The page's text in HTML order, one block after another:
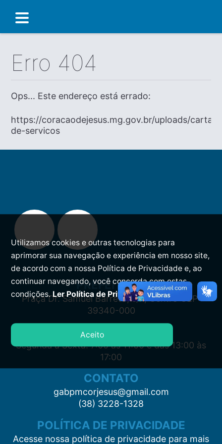
Erro 404
Ops... Este endereço está errado:
https://coracaodejesus.mg.gov.br/uploads/carta-
de-servicos
PREFEITURA
Praça Dr. Samuel Barreto, s/n, Centro CEP:
39340-000
ATENDIMENTO
Segunda à Sexta: 7:00 às 11:00 e das 13:00 às
17:00
CONTATO
gabpmcorjesus@gmail.com
(38) 3228-1328
POLÍTICA DE PRIVACIDADE
Acesse nossa política de privacidade para mais
Utilizamos cookies e outras tecnologias para
aprimorar sua navegação e experiência em nosso site,
de acordo com a nossa Política de Privacidade e, ao
continuar navegando, você concorda com estas
condições.Ler Política de Privacidade.
Aceito